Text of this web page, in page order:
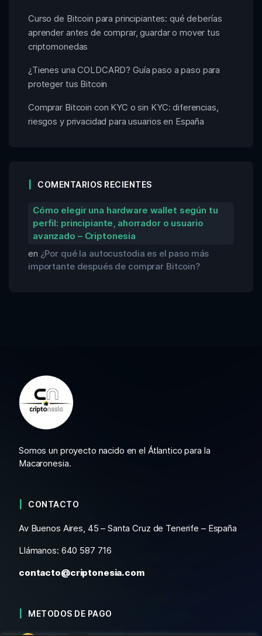
Curso de Bitcoin para principiantes: qué deberías
aprender antes de comprar, guardar o mover tus
criptomonedas
¿Tienes una COLDCARD? Guía paso a paso para
proteger tus Bitcoin
Comprar Bitcoin con KYC o sin KYC: diferencias,
riesgos y privacidad para usuarios en España
COMENTARIOS RECIENTES
Cómo elegir una hardware wallet según tu
perfil: principiante, ahorrador o usuario
avanzado – Criptonesia
en ¿Por qué la autocustodia es el paso más
importante después de comprar Bitcoin?
Somos un proyecto nacido en el Átlantico para la
Macaronesia.
CONTACTO
Av Buenos Aires, 45 – Santa Cruz de Tenerife – España
Llámanos: 640 587 716
contacto@criptonesia.com
METODOS DE PAGO